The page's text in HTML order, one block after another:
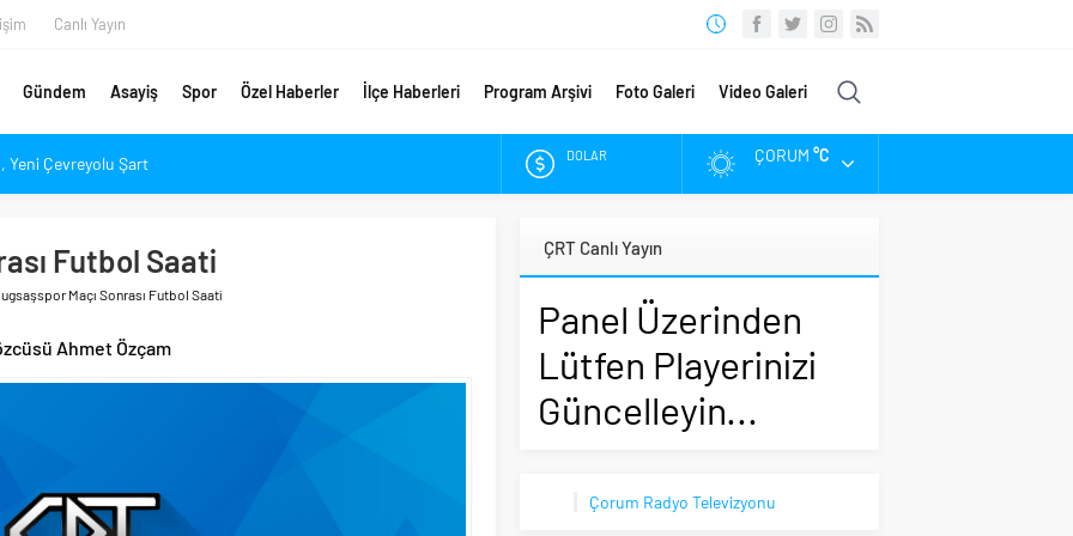
Canlı Yayın
Gündem Asayiş Spor Özel Haberler İlçe Haberleri Program Arşivi Foto Galeri Video Galeri
Yeni Çevreyolu Şart
Yükünü Hafifletmeliyiz
Rota Çorum mu, İstanbul mu?
Değerli Kaçıncı Stoperi Oldu?
Açıkladı
DOLAR
ALTIN
BIST
ÇORUM °C
Futbol Saati
Maçı Sonrası Futbol Saati
Ahmet Özçam
ÇRT Canlı Yayın
Panel Üzerinden
Lütfen Playerinizi
Güncelleyin...
Çorum Radyo Televizyonu